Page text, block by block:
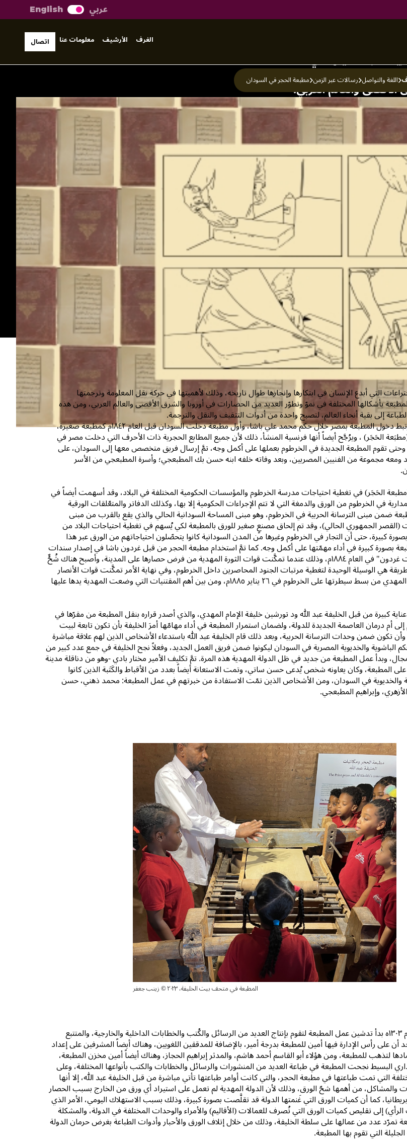
عربي English
الغرف الأرشيف معلومات عنا اتصال
اللغة والتواصل رسالات عبر الزمن مطبعة الحجر في السودان
نظرًا لأهميتها في التقاط
بشكل كبير في نمو
والعالم العربي.
التي أبدع الإنسان في ابتكارها وإنجازها طوال تاريخه، وذلك لأهميتها في حركة نقل المعلومة وترجمتها
بأشكالها المختلفة في نموّ وتطوّر العديد من الحضارات في أوروبا والشرق الأقصى والعالم العربي، ومن هذه
إلى بقية أنحاء العالم، لتصبح واحدة من أدوات التثقيف والنقل والترجمة.
وبالنسبة للسودان، فقد ارتبط دخول المطبعة بمصر خلال حكم محمد علي باشا، وأول مطبعة دخلت السودان قبل العام ١٨٤٢م كمطبعة صغيرة،
الحَجَر) ، ويرُجَّح أيضاً أنها فرنسية المنشأ، ذلك لأن جميع المطابع الحجرية ذات الأحرف التي دخلت مصر في
تقوم المطبعة الجديدة في الخرطوم بعملها على أكمل وجه، تمَّ إرسال فريق متخصص معها إلى السودان، على
ومعه مجموعة من الفنيين المصريين، وبعد وفاته خلفه ابنه حسن بك المطبعجي؛ وأسرة المطبعجي من الأسر
الحَجَر) في تغطية احتياجات مدرسة الخرطوم والمؤسسات الحكومية المختلفة في البلاد، وقد أسهمت أيضاً في
في الخرطوم من الورق والدمغة التي لا تتم الإجراءات الحكومية إلا بها، وكذلك الدفاتر والمتعّلقات الورقية
ضمن مبنى الترسانة الحربية في الخرطوم، وهو مبنى المساحة السودانية الحالي والذي يقع بالقرب من مبنى
(القصر الجمهوري الحالي)، وقد تم إلحاق مصنعٍ صغير للورق بالمطبعة لكي يُسهم في تغطية احتياجات البلاد من
كبيرة، حتى أن التجار في الخرطوم وغيرها من المدن السودانية كانوا يتحصّلون احتياجاتهم من الورق عبر هذا
بصورة كبيرة في أداء مهمّتها على أكمل وجه. كما تمَّ استخدام مطبعة الحجر من قبل غردون باشا في إصدار سندات
مالية عُرفت باسم "سندات غردون" في العام ١٨٨٤م، وذلك عندما تمكَّنت قوات الثورة المهدية من فرض حصارها على المدينة، وأصبح هناك شُحٌّ
هي الوسيلة الوحيدة لتغطية مرتبات الجنود المحاصرين داخل الخرطوم، وفي نهاية الأمر تمكَّنت قوات الأنصار
بقيادة الإمام محمد أحمد المهدي من بسط سيطرتها على الخرطوم في ٢٦ يناير ١٨٨٥م، ومن بين أهم المقتنيات التي وضعت المهدية يدها عليها
كبيرة من قبل الخليفة عبد الله ود تورشين خليفة الإمام المهدي، والذي أصدر قراره بنقل المطبعة من مقرّها في
إلى أم درمان العاصمة الجديدة للدولة، ولضمان استمرار المطبعة في أداء مهامّها أمرَ الخليفة بأن تكون تابعة لبيت
وأن تكون ضمن وحدات الترسانة الحربية، وبعد ذلك قام الخليفة عبد الله باستدعاء الأشخاص الذين لهم علاقة مباشرة
الباشوية والخديوية المصرية في السودان ليكونوا ضمن فريق العمل الجديد، وفعلاً نجح الخليفة في جمع عدد كبير من
وبدأ عمل المطبعة من جديد في ظل الدولة المهدية هذه المرة. تمَّ تكليف الأمير مختار بادي -وهو من دناقلة مدينة
على المطبعة، وكان يعاونه شخص يُدعى حسن ساتي، وتمت الاستعانة أيضاً بعدد من الأقباط والكَتَبة الذين كانوا
والخديوية في السودان، ومن الأشخاص الذين تمّت الاستفادة من خبرتهم في عمل المطبعة: محمد ذهني، حسن
وإبراهيم المطبعجي.
المطبعة في متحف بيت الخليفة، ٢٠٢٣ © زينب جعفر
وفي شهر شعبان من العام ١٣٠٣ه بدأ تدشين عمل المطبعة لتقوم بإنتاج العديد من الرسائل والكُتب والخطابات الداخلية والخارجية، والمتتبع
أن على رأس الإدارة فيها أمين للمطبعة بدرجة أمير، بالإضافة للمدققين اللغويين، وهناك أيضاً المشرفين على إعداد
لتذهب للمطبعة، ومن هؤلاء أبو القاسم أحمد هاشم، والمدثر إبراهيم الحجاز، وهناك أيضاً أمين مخزن المطبعة،
البسيط نجحت المطبعة في طباعة العديد من المنشورات والرسائل والخطابات والكتب بأنواعها المختلفة، وعلى
التي تمت طباعتها في مطبعة الحجر، والتي كانت أوامر طباعتها تأتي مباشرة من قبل الخليفة عبد الله، إلا أنها
من أهمها شحّ الورق، وذلك لأن الدولة المهدية لم تعمل على استيراد أي ورق من الخارج بسبب الحصار
كما أن كميات الورق التي غَنمتها الدولة قد تقلَّصت بصورة كبيرة، وذلك بسبب الاستهلاك اليومي، الأمر الذي
إلى تقليص كميات الورق التي تُصرف للعمالات (الأقاليم) والأمراء والوحدات المختلفة في الدولة، والمشكلة
تمرّد عدد من عمالها على سلطة الخليفة، وذلك من خلال إتلاف الورق والأحبار وأدوات الطباعة بغرض حرمان الدولة
التي تقوم بها المطبعة.